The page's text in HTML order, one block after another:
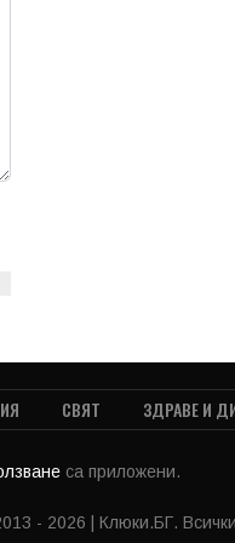
СВЯТ ЗДРАВЕ И
са приложени.
- 2026 | Клюки.БГ.